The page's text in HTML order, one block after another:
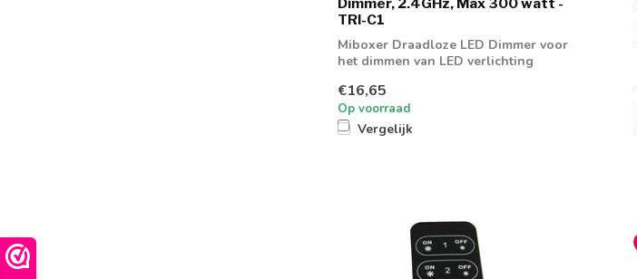
TRI-C1
Miboxer Draadloze LED Dimmer voor
het dimmen van LED verlichting
€16,65
Op voorraad
Vergelijk